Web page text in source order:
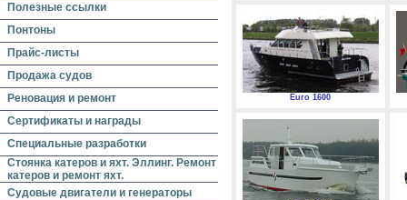
Полезные ссылки
Понтоны
Прайс-листы
Продажа судов
Реновация и ремонт
Сертификаты и награды
Специальные разработки
Стоянка катеров и яхт. Эллинг. Ремонт
катеров и ремонт яхт.
Судовые двигатели и генераторы
Euro 1600